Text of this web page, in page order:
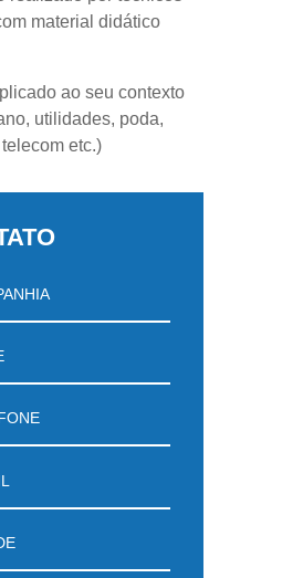
material didático
ao seu contexto
utilidades, poda,
etc.)